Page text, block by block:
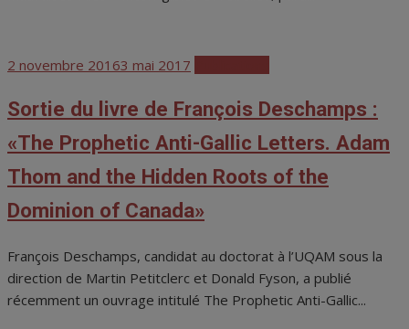
Posted
2 novembre 20163 mai 2017
Sortie du livre de François Deschamps :
«The Prophetic Anti-Gallic Letters. Adam
Thom and the Hidden Roots of the
Dominion of Canada»
François Deschamps, candidat au doctorat à l’UQAM sous la
direction de Martin Petitclerc et Donald Fyson, a publié
récemment un ouvrage intitulé The Prophetic Anti-Gallic...